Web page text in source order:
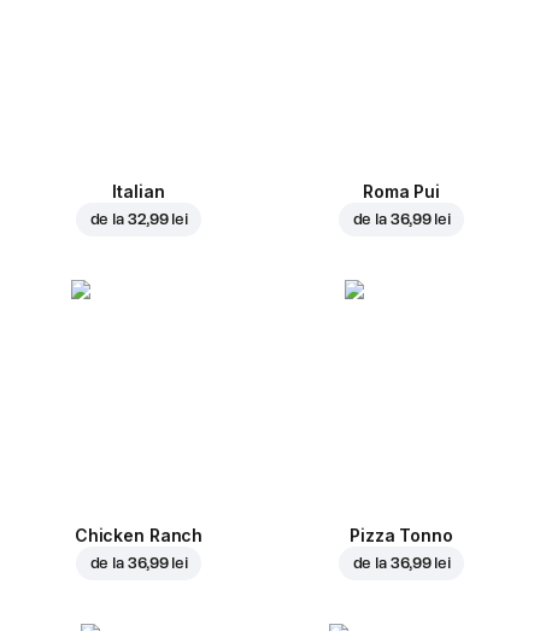
Italian
de la 32,99 lei
Roma Pui
de la 36,99 lei
Chicken Ranch
de la 36,99 lei
Pizza Tonno
de la 36,99 lei